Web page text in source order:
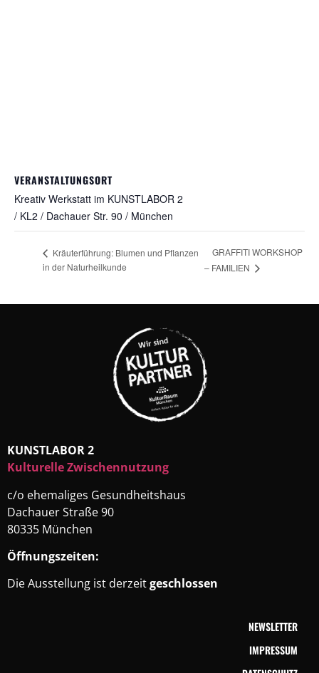
VERANSTALTUNGSORT
Kreativ Werkstatt im KUNSTLABOR 2
/ KL2 / Dachauer Str. 90 / München
Kräuterführung: Blumen und Pflanzen
in der Naturheilkunde
GRAFFITI WORKSHOP
– FAMILIEN
KUNSTLABOR 2
Kulturelle Zwischennutzung
c/o ehemaliges Gesundheitshaus
Dachauer Straße 90
80335 München
Öffnungszeiten:
Die Ausstellung ist derzeitgeschlossen
NEWSLETTER
IMPRESSUM